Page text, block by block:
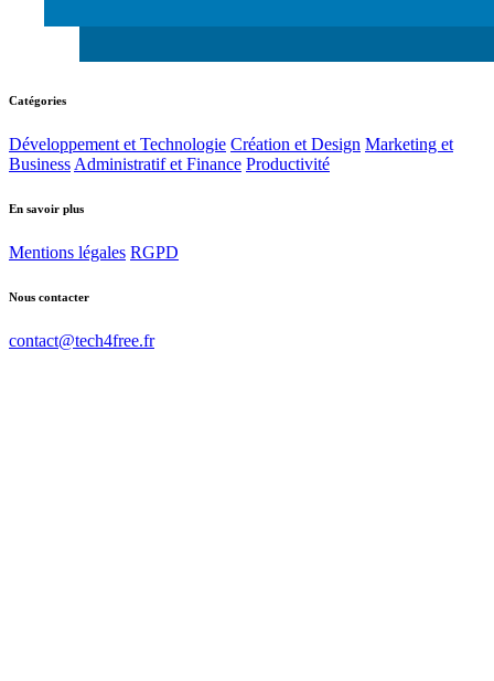
Catégories
Développement et Technologie Création et Design Marketing et
Business Administratif et Finance Productivité
En savoir plus
Mentions légales RGPD
Nous contacter
contact@tech4free.fr